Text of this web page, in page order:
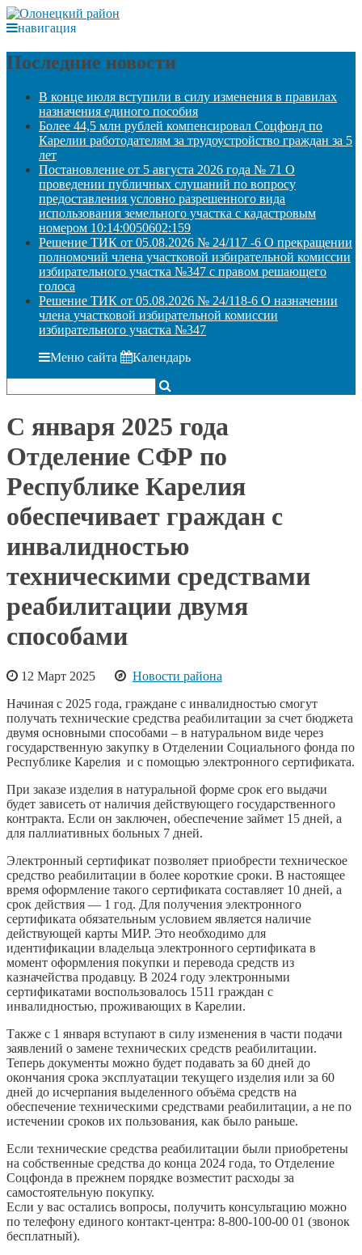
навигация
Последние новости
В конце июля вступили в силу изменения в правилах
назначения единого пособия
Более 44,5 млн рублей компенсировал Соцфонд по
Карелии работодателям за трудоустройство граждан за 5
лет
Постановление от 5 августа 2026 года № 71 О
проведении публичных слушаний по вопросу
предоставления условно разрешенного вида
использования земельного участка с кадастровым
номером 10:14:0050602:159
Решение ТИК от 05.08.2026 № 24/117 -6 О прекращении
полномочий члена участковой избирательной комиссии
избирательного участка №347 с правом решающего
голоса
Решение ТИК от 05.08.2026 № 24/118-6 О назначении
члена участковой избирательной комиссии
избирательного участка №347
Меню сайта Календарь
С января 2025 года
Отделение СФР по
Республике Карелия
обеспечивает граждан с
инвалидностью
техническими средствами
реабилитации двумя
способами
12 Март 2025
Новости района
Начиная с 2025 года, граждане с инвалидностью смогут
получать технические средства реабилитации за счет бюджета
двумя основными способами – в натуральном виде через
государственную закупку в Отделении Социального фонда по
Республике Карелия и с помощью электронного сертификата.
При заказе изделия в натуральной форме срок его выдачи
будет зависеть от наличия действующего государственного
контракта. Если он заключен, обеспечение займет 15 дней, а
для паллиативных больных 7 дней.
Электронный сертификат позволяет приобрести техническое
средство реабилитации в более короткие сроки. В настоящее
время оформление такого сертификата составляет 10 дней, а
срок действия — 1 год. Для получения электронного
сертификата обязательным условием является наличие
действующей карты МИР. Это необходимо для
идентификации владельца электронного сертификата в
момент оформления покупки и перевода средств из
казначейства продавцу. В 2024 году электронными
сертификатами воспользовалось 1511 граждан с
инвалидностью, проживающих в Карелии.
Также с 1 января вступают в силу изменения в части подачи
заявлений о замене технических средств реабилитации.
Теперь документы можно будет подавать за 60 дней до
окончания срока эксплуатации текущего изделия или за 60
дней до исчерпания выделенного объёма средств на
обеспечение техническими средствами реабилитации, а не по
истечении сроков их пользования, как было раньше.
Если технические средства реабилитации были приобретены
на собственные средства до конца 2024 года, то Отделение
Соцфонда в прежнем порядке возместит расходы за
самостоятельную покупку.
Если у вас остались вопросы, получить консультацию можно
по телефону единого контакт-центра: 8-800-100-00 01 (звонок
бесплатный).